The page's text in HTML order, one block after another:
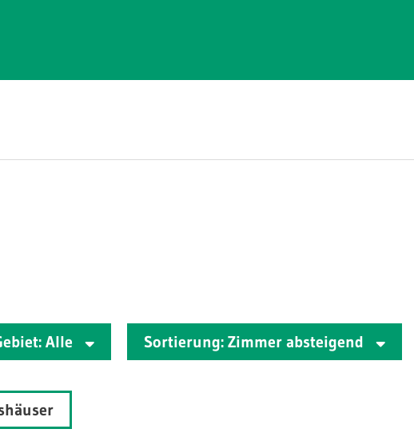
Sortierung: Zimmer absteigend
Alle